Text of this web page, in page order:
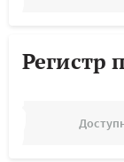
Регистр